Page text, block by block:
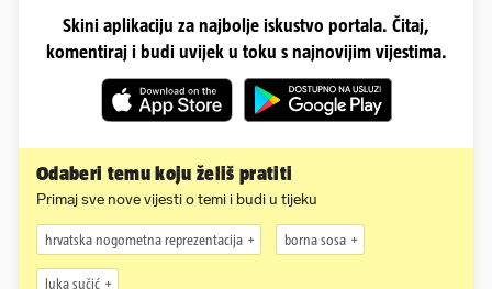
Skini aplikaciju za najbolje iskustvo portala. Čitaj,
komentiraj i budi uvijek u toku s najnovijim vijestima.
Odaberi temu koju želiš pratiti
Primaj sve nove vijesti o temi i budi u tijeku
hrvatska nogometna reprezentacija borna sosa
luka sučić